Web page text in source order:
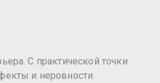
С практической точки
и неровности.